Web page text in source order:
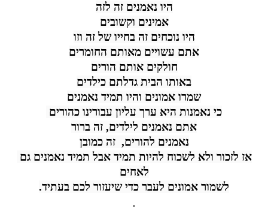
היו נאמנים זה לזה
אמינים וקשובים
היו נוכחים זה בחייו של זה וזו
אתם עשויים מאותם החומרים
חולקים אותם הורים
באותו הבית גדלתם כילדים
שמרו אמונים והיו תמיד נאמנים
כי נאמנות היא ערך עליון עבורינו כהורים
אתם נאמנים לילדים, זה ברור
נאמנים להורים,  זה כמובן
לאחים
לשמור אמונים לעבר כדי שיעזור לכם בעתיד.
.